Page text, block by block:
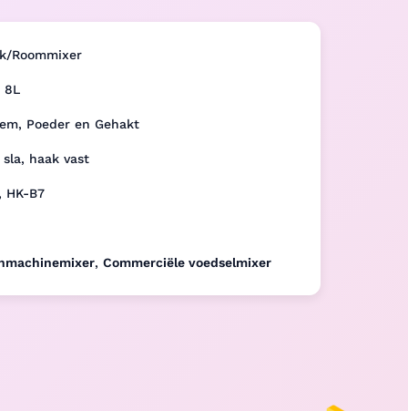
Roommixer
8L
Poeder en Gehakt
sla, haak vast
HK-B7
, Commerciële voedselmixer